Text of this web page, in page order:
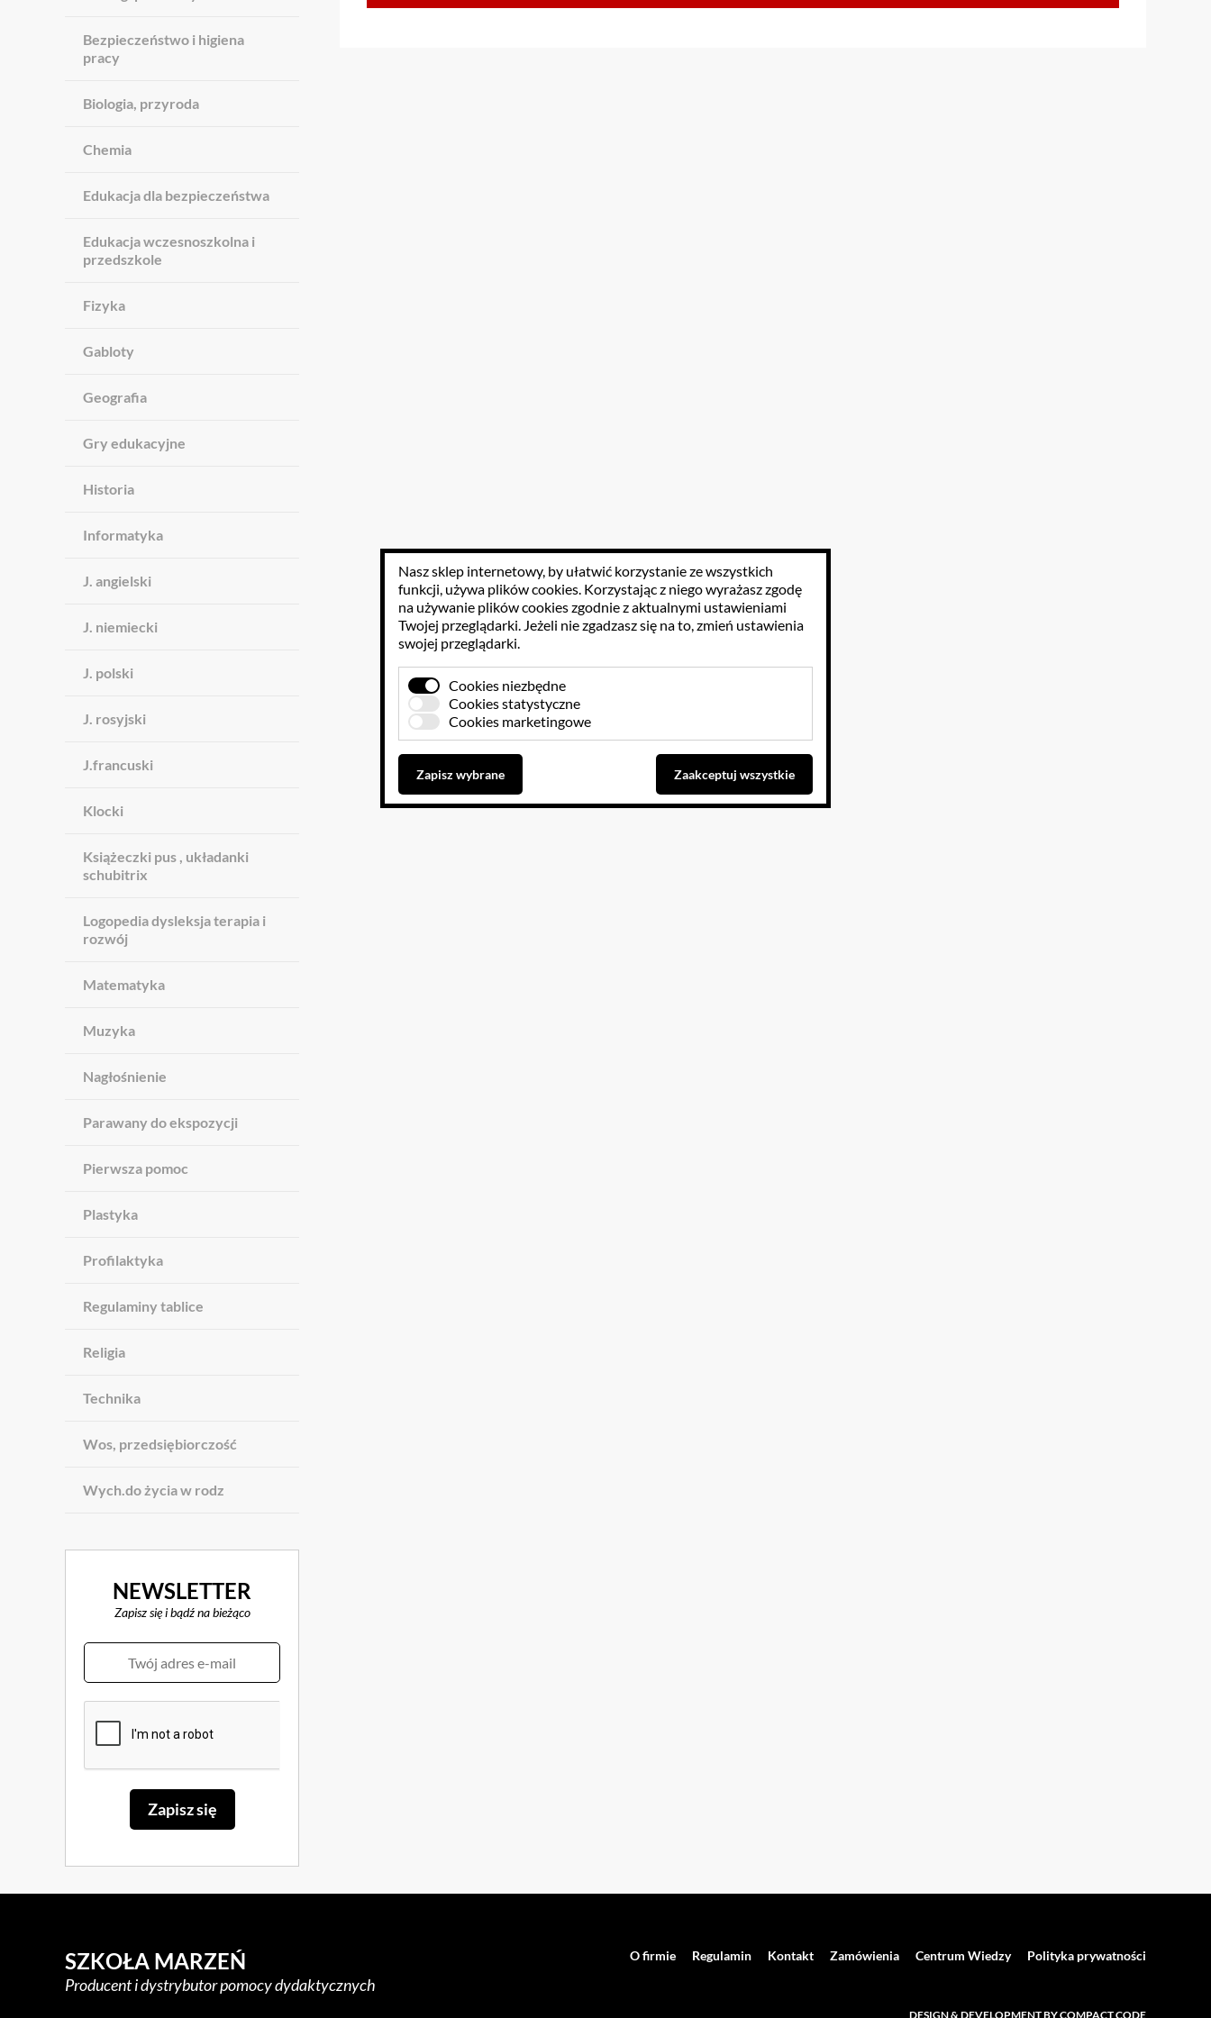
Bezpieczeństwo i higiena
pracy
Biologia, przyroda
Chemia
Edukacja dla bezpieczeństwa
Edukacja wczesnoszkolna i
przedszkole
Fizyka
Gabloty
Geografia
Gry edukacyjne
Historia
Informatyka
J. angielski
J. niemiecki
J. polski
J. rosyjski
J.francuski
Klocki
Książeczki pus , układanki
schubitrix
Logopedia dysleksja terapia i
rozwój
Matematyka
Muzyka
Nagłośnienie
Parawany do ekspozycji
Pierwsza pomoc
Plastyka
Profilaktyka
Regulaminy tablice
Religia
Technika
Wos, przedsiębiorczość
Wych.do życia w rodz
NEWSLETTER
Zapisz się i bądź na bieżąco
SZKOŁA MARZEŃ
Producent i dystrybutor pomocy dydaktycznych
O firmie Regulamin Kontakt Zamówienia Centrum Wiedzy Polityka prywatności
DESIGN & DEVELOPMENT BY COMPACT CODE
Nasz sklep internetowy, by ułatwić korzystanie ze wszystkich
funkcji, używa plików cookies. Korzystając z niego wyrażasz zgodę
na używanie plików cookies zgodnie z aktualnymi ustawieniami
Twojej przeglądarki. Jeżeli nie zgadzasz się na to, zmień ustawienia
swojej przeglądarki.
Cookies niezbędne
Cookies statystyczne
Cookies marketingowe
Zapisz wybrane Zaakceptuj wszystkie